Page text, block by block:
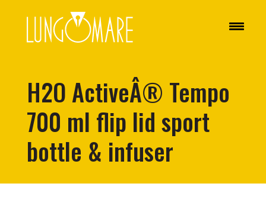
H2O ActiveÂ® Tempo
700 ml flip lid sport
bottle & infuser